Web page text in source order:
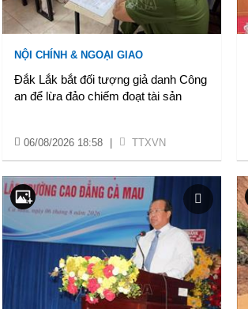
NỘI CHÍNH & NGOẠI GIAO
Đắk Lắk bắt đối tượng giả danh Công
an để lừa đảo chiếm đoạt tài sản
06/08/2026 18:58 TTXVN